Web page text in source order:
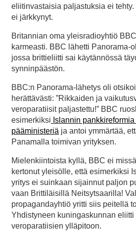
eliitinvastaisia paljastuksia ei
ei järkkynyt.
Britannian oma yleisradioyhtiö
karmeasti. BBC lähetti Panorama-
jossa brittieliitti sai käytännössä
synninpäästön.
BBC:n Panorama-lähetys oli
herättävästi: ”Rikkaiden ja
veroparatiisit paljastettu!” BBC
esimerkiksi Islannin
pääministeriä ja antoi ymmärtää,
Panamalla toimivan yrityksen.
Mielenkiintoista kyllä, BBC ei
kertonut yleisölle, että esimerkiksi
yritys ei suinkaan sijainnut paljon
vaan Brittiläisillä Neitsytsaarilla!
propagandayhtiö yritti siis peitellä
Yhdistyneen kuningaskunnan
veroparatiisien ylläpitoon.